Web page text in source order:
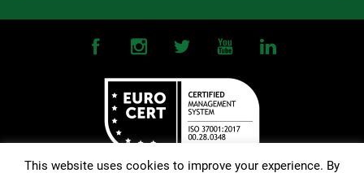
This website uses cookies to improve your experience. By